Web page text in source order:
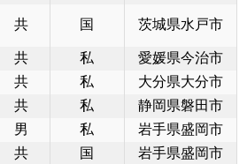
共 国 茨城県水戸市
共 私
愛媛県今治市
共 私
大分県大分市
共 私
静岡県磐田市
男 私
岩手県盛岡市
共 国
岩手県盛岡市